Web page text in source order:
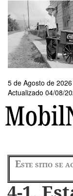
contenido
principal
5 de Agosto de 2026
Actualizado 04/08/
Este sitio se